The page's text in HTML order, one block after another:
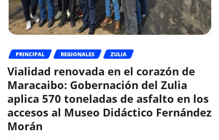
PRINCIPAL REGIONALES ZULIA
Vialidad renovada en el corazón de
Maracaibo: Gobernación del Zulia
aplica 570 toneladas de asfalto en los
accesos al Museo Didáctico Fernández
Morán